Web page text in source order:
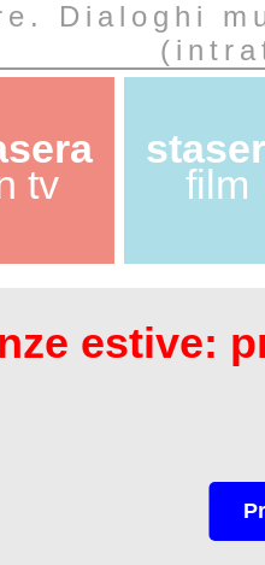
Dialoghi
tv
film
estive: